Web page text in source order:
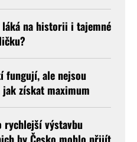
láká na historii i tajemné
fungují, ale nejsou
jak získat maximum
rychlejší výstavbu